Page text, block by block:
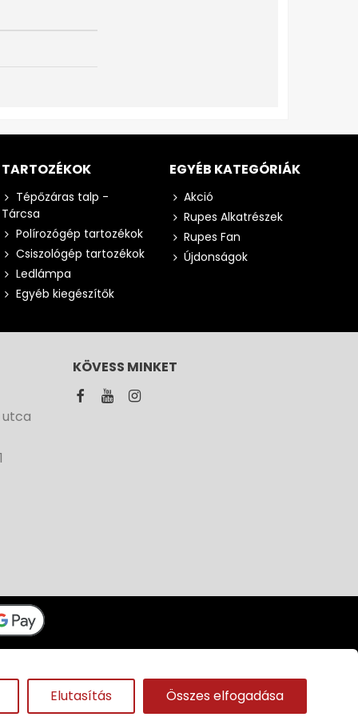
TARTOZÉKOK
Tépőzáras talp -
Tárcsa
Polírozógép tartozékok
Csiszológép tartozékok
Ledlámpa
Egyéb kiegészítők
EGYÉB KATEGÓRIÁK
Akció
Rupes Alkatrészek
Rupes Fan
Újdonságok
utca
KÖVESS MINKET
Elutasítás Összes elfogadása